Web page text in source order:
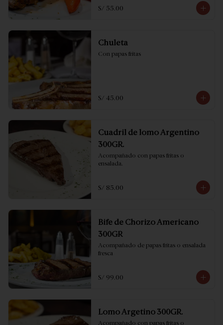
S/ 55.00
Chuleta
Con papas fritas
S/ 45.00
Cuadril de lomo Argentino
300GR.
Acompañado con papas fritas o
ensalada.
S/ 85.00
Bife de Chorizo Americano
300GR
Acompañado de papas fritas o ensalada
fresca
S/ 99.00
Lomo Argetino 300GR.
Acompañado con papas fritas o